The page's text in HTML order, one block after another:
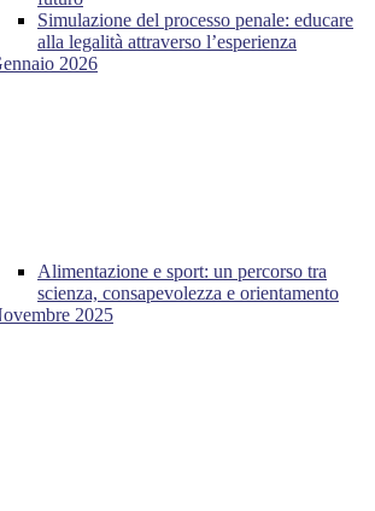
Simulazione del processo penale: educare
alla legalità attraverso l’esperienza
2026
Alimentazione e sport: un percorso tra
scienza, consapevolezza e orientamento
2025